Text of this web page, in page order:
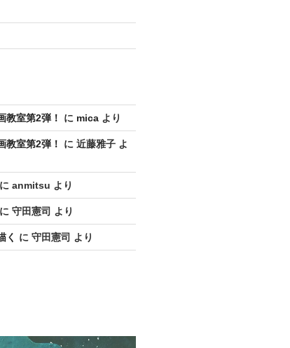
教室第2弾！ に micaより
教室第2弾！ に 近藤雅子よ
anmitsu より
守田憲司 より
く に 守田憲司 より